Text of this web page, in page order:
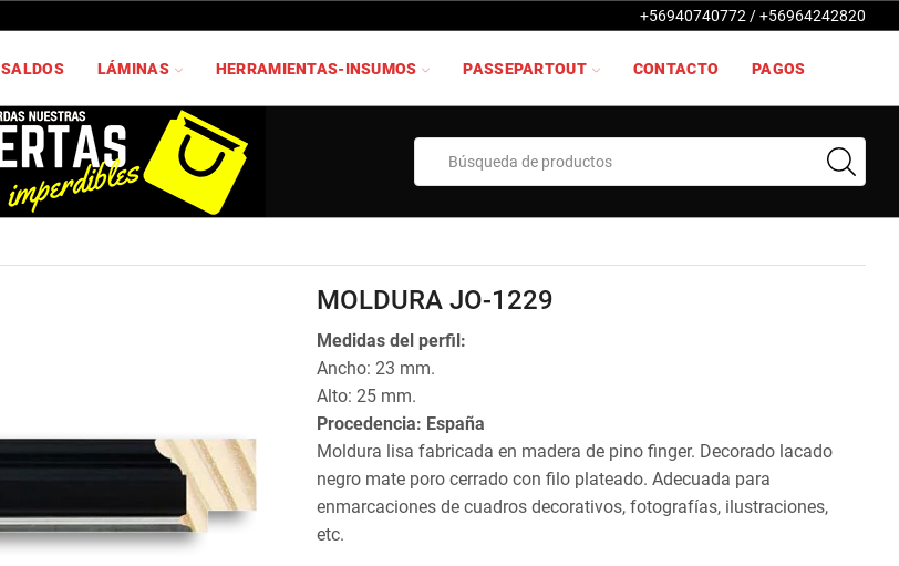
+56940740772 / +56964242820
SALDOS LÁMINAS HERRAMIENTAS-INSUMOS PASSEPARTOUT CONTACTO PAGOS
MOLDURA JO-1229
Medidas del perfil:
Ancho: 23 mm.
Alto: 25 mm.
Procedencia: España
Moldura lisa fabricada en madera de pino finger. Decorado lacado
negro mate poro cerrado con filo plateado. Adecuada para
enmarcaciones de cuadros decorativos, fotografías, ilustraciones,
etc.